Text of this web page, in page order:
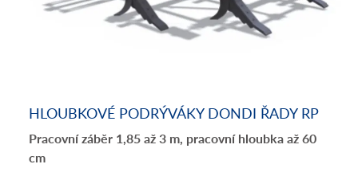
HLOUBKOVÉ PODRÝVÁKY DONDI ŘADY RP
Pracovní záběr 1,85 až 3 m, pracovní hloubka až 60
cm